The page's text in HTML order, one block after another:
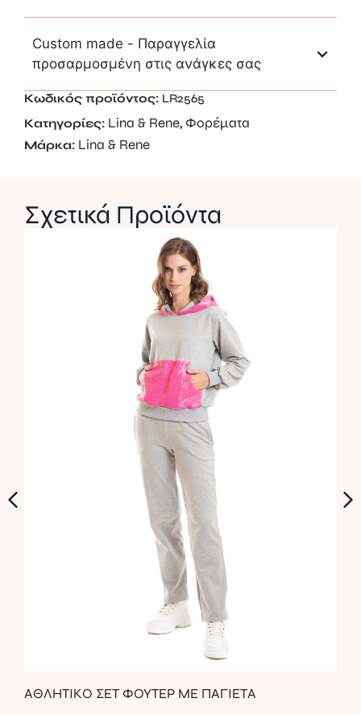
Custom made - Παραγγελία
προσαρμοσμένη στις ανάγκες σας
Κωδικός προϊόντος: LR2565
Κατηγορίες: Lina & Rene, Φορέματα
Μάρκα: Lina & Rene
Σχετικά Προϊόντα
ΑΘΛΗΤΙΚΟ ΣΕΤ ΦΟΥΤΕΡ ΜΕ ΠΑΓΙΕΤΑ